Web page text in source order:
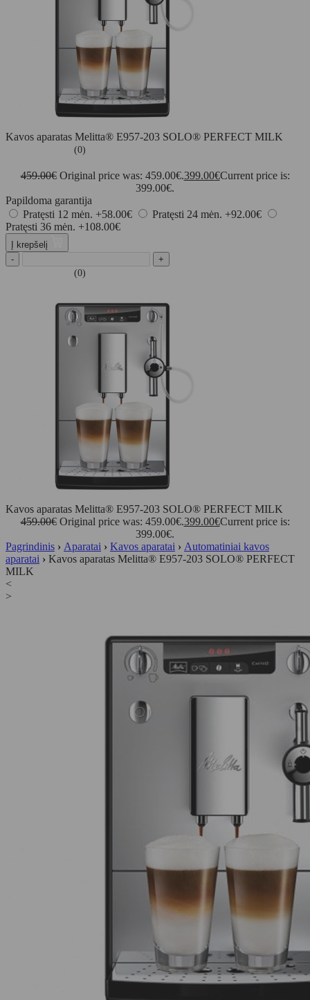
Kavos aparatas Melitta® E957-203 SOLO® PERFECT MILK
(0)
459.00€ Original price was: 459.00€.399.00€Current price is:
399.00€.
Papildoma garantija
Pratęsti 12 mėn. +58.00€ Pratęsti 24 mėn. +92.00€
Pratęsti 36 mėn. +108.00€
Į krepšelį
-
+
(0)
Kavos aparatas Melitta® E957-203 SOLO® PERFECT MILK
459.00€ Original price was: 459.00€.399.00€Current price is:
399.00€.
Pagrindinis › Aparatai › Kavos aparatai › Automatiniai kavos
aparatai › Kavos aparatas Melitta® E957-203 SOLO® PERFECT
MILK
<
>